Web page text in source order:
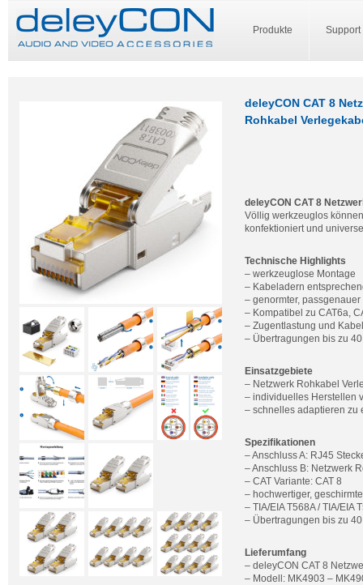
Produkte Support
deleyCON CAT 8
Rohkabel
deleyCON CAT 8
Völlig werkzeuglos
konfektioniert und
Technische Highlights
– werkzeuglose Montage
– Kabeladern
– genormter,
– Kompatibel zu CAT6a,
– Zugentlastung und
– Übertragungen bis zu
Einsatzgebiete
– Netzwerk Rohkabel
– individuelles Herstellen
– schnelles adaptieren zu
Spezifikationen
– Anschluss A: RJ45
– Anschluss B: Netzwerk
– CAT Variante: CAT 8
– hochwertiger,
– TIA/EIA T568A / TIA/EIA
– Übertragungen bis zu
Lieferumfang
– deleyCON CAT 8
– Modell: MK4903 –